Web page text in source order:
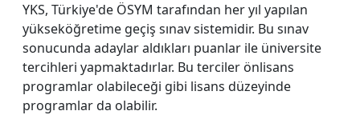
YKS, Türkiye'de ÖSYM tarafından her yıl yapılan
yükseköğretime geçiş sınav sistemidir. Bu sınav
sonucunda adaylar aldıkları puanlar ile üniversite
tercihleri yapmaktadırlar. Bu terciler önlisans
programlar olabileceği gibi lisans düzeyinde
programlar da olabilir.